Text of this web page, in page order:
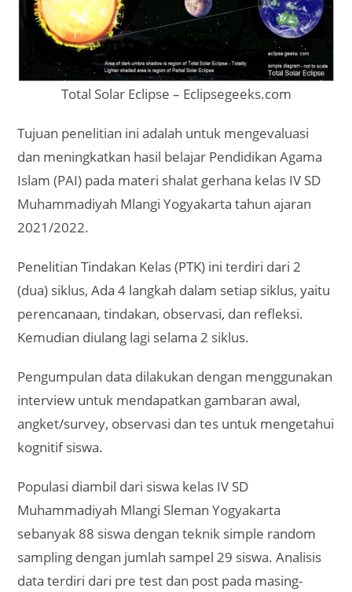
Total Solar Eclipse – Eclipsegeeks.com
Tujuan penelitian ini adalah untuk mengevaluasi
dan meningkatkan hasil belajar Pendidikan Agama
Islam (PAI) pada materi shalat gerhana kelas IV SD
Muhammadiyah Mlangi Yogyakarta tahun ajaran
2021/2022.
Penelitian Tindakan Kelas (PTK) ini terdiri dari 2
(dua) siklus, Ada 4 langkah dalam setiap siklus, yaitu
perencanaan, tindakan, observasi, dan refleksi.
Kemudian diulang lagi selama 2 siklus.
Pengumpulan data dilakukan dengan menggunakan
interview untuk mendapatkan gambaran awal,
angket/survey, observasi dan tes untuk mengetahui
kognitif siswa.
Populasi diambil dari siswa kelas IV SD
Muhammadiyah Mlangi Sleman Yogyakarta
sebanyak 88 siswa dengan teknik simple random
sampling dengan jumlah sampel 29 siswa. Analisis
data terdiri dari pre test dan post pada masing-